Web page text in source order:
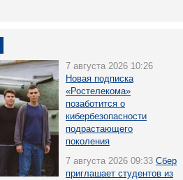
7 августа 2026 10:26
Новая подписка
«Ростелекома»
позаботится о
кибербезопасности
подрастающего
поколения
7 августа 2026 09:33 Сбер
приглашает студентов из